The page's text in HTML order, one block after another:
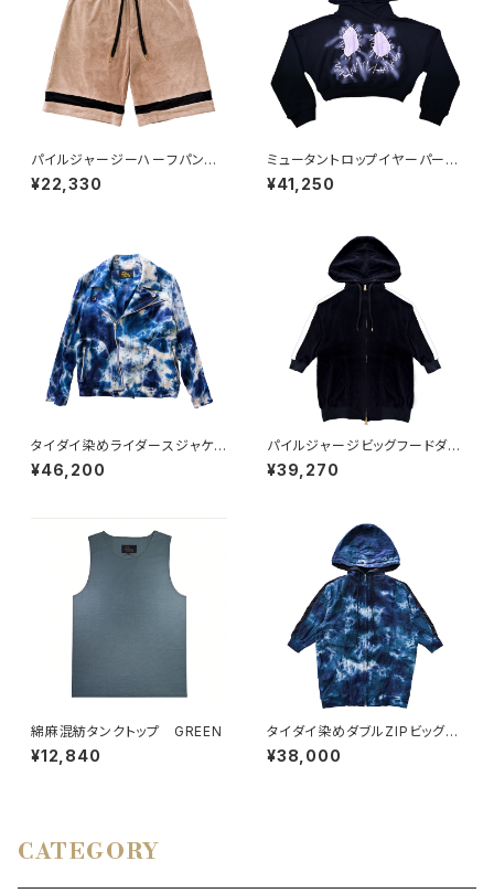
パイルジャージーハーフパン
ツ BEIGE
¥22,330
ミュータントロップイヤーパーカ
ー BLACK
¥41,250
タイダイ染めライダースジャケッ
ト
¥46,200
パイルジャージビッグフードダブ
ルZIPパーカー BLACK
¥39,270
綿麻混紡タンクトップ GREEN
¥12,840
タイダイ染めダブルZIPビッグシ
ルエットフーディー BLUE
¥38,000
CATEGORY